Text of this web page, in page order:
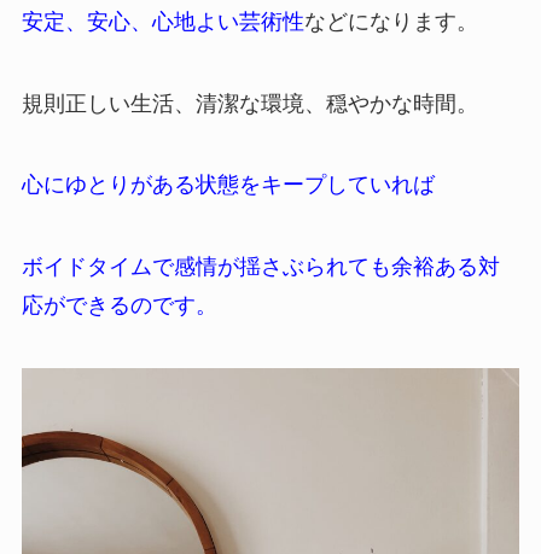
安定、安心、心地よい芸術性などになります。
規則正しい生活、清潔な環境、穏やかな時間。
心にゆとりがある状態をキープしていれば
ボイドタイムで感情が揺さぶられても余裕ある対
応ができるのです。